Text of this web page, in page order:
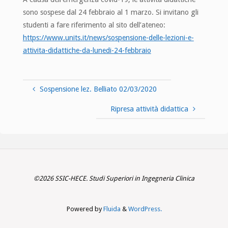
sono sospese dal 24 febbraio al 1 marzo. Si invitano gli
studenti a fare riferimento al sito dell’ateneo:
https://www.units.it/news/sospensione-delle-lezioni-e-
attivita-didattiche-da-lunedi-24-febbraio
Sospensione lez. Belliato 02/03/2020
Ripresa attività didattica
©2026 SSIC-HECE. Studi Superiori in Ingegneria Clinica
Powered byFluida & WordPress.